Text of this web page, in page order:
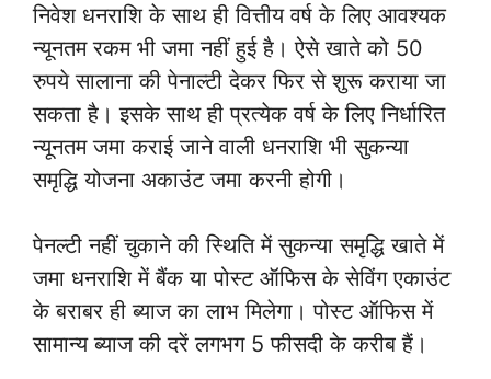
निवेश धनराशि के साथ ही वित्तीय वर्ष के लिए आवश्यक
न्यूनतम रकम भी जमा नहीं हुई है। ऐसे खाते को 50
रुपये सालाना की पेनाल्टी देकर फिर से शुरू कराया जा
सकता है। इसके साथ ही प्रत्येक वर्ष के लिए निर्धारित
न्यूनतम जमा कराई जाने वाली धनराशि भी सुकन्या
समृद्धि योजना अकाउंट जमा करनी होगी।
पेनल्टी नहीं चुकाने की स्थिति में सुकन्या समृद्धि खाते में
जमा धनराशि में बैंक या पोस्ट ऑफिस के सेविंग एकाउंट
के बराबर ही ब्याज का लाभ मिलेगा। पोस्ट ऑफिस में
सामान्य ब्याज की दरें लगभग 5 फीसदी के करीब हैं।